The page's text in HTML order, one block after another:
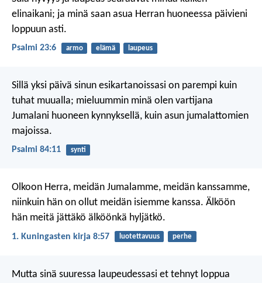
elinaikani; ja minä saan asua Herran huoneessa päivieni
loppuun asti.
Psalmi 23:6 armo elämä laupeus
Sillä yksi päivä sinun esikartanoissasi on parempi kuin
tuhat muualla; mieluummin minä olen vartijana
Jumalani huoneen kynnyksellä, kuin asun jumalattomien
majoissa.
Psalmi 84:11 synti
Olkoon Herra, meidän Jumalamme, meidän kanssamme,
niinkuin hän on ollut meidän isiemme kanssa. Älköön
hän meitä jättäkö älköönkä hyljätkö.
1. Kuningasten kirja 8:57 luotettavuus perhe
Mutta sinä suuressa laupeudessasi et tehnyt loppua